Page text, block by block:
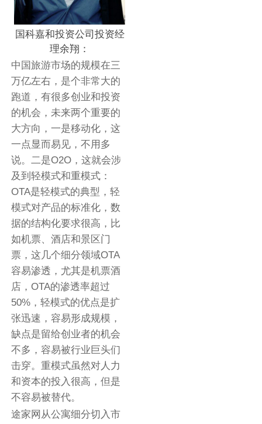
国科嘉和投资公司投资经
理余翔：
中国旅游市场的规模在三
万亿左右，是个非常大的
跑道，有很多创业和投资
的机会，未来两个重要的
大方向，一是移动化，这
一点显而易见，不用多
说。二是O2O，这就会涉
及到轻模式和重模式：
OTA是轻模式的典型，轻
模式对产品的标准化，数
据的结构化要求很高，比
如机票、酒店和景区门
票，这几个细分领域OTA
容易渗透，尤其是机票酒
店，OTA的渗透率超过
50%，轻模式的优点是扩
张迅速，容易形成规模，
缺点是留给创业者的机会
不多，容易被行业巨头们
击穿。重模式虽然对人力
和资本的投入很高，但是
不容易被替代。
途家网从公寓细分切入市